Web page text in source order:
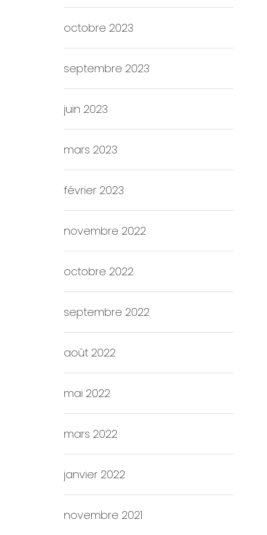
octobre 2023
septembre 2023
juin 2023
mars 2023
février 2023
novembre 2022
octobre 2022
septembre 2022
août 2022
mai 2022
mars 2022
janvier 2022
novembre 2021